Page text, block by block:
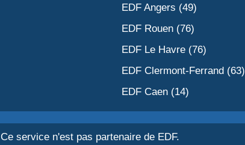
EDF Angers (49)
EDF Rouen (76)
EDF Le Havre (76)
EDF Clermont-Ferrand (63)
EDF Caen (14)
Ce service n'est pas partenaire de EDF.